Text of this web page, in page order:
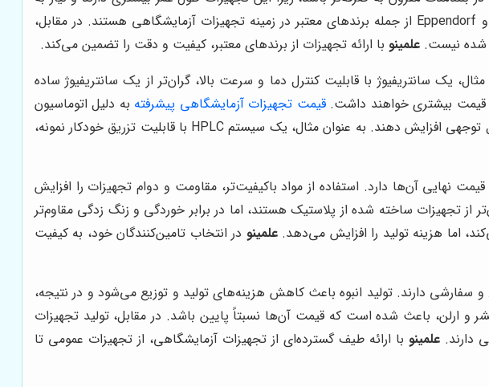
تعمیر و نگهداری کمتری دارند. برندهایی مانند Thermo Fisher Scientific، Agilent Technologies و Eppendorf از جمله برندهای معتبر در زمینه تجهیزات آزمایشگاهی هستند. در مقابل،
شده نیست. علمینو با ارائه تجهیزات از برندهای معتبر، کیفیت و دقت را تضمین می‌کند.
یک سانتریفیوژ با قابلیت کنترل دما و سرعت بالا، گران‌تر از یک سانتریفیوژ ساده
قیمت بیشتری خواهند داشت.قیمت تجهیزات آزمایشگاهی پیشرفته به دلیل اتوماسیون
و دقت بالاتر، معمولاً بالاتر است، اما این تجهیزات می‌توانند کارایی و بهره‌وری آزمایشگاه را به طور قابل توجهی افزایش دهند. به عنوان مثال، یک سیستم HPLC با قابلیت تزریق خودکار نمونه،
نهایی آن‌ها دارد. استفاده از مواد باکیفیت‌تر، مقاومت و دوام تجهیزات را افزایش
از تجهیزات ساخته شده از پلاستیک هستند، اما در برابر خوردگی و زنگ زدگی مقاوم‌تر
اما هزینه تولید را افزایش می‌دهد.علمینو در انتخاب تامین‌کنندگان خود، به کیفیت
دارند. تولید انبوه باعث کاهش هزینه‌های تولید و توزیع می‌شود و در نتیجه،
ارلن، باعث شده است که قیمت آن‌ها نسبتاً پایین باشد. در مقابل، تولید تجهیزات
دارند.علمینو با ارائه طیف گسترده‌ای از تجهیزات آزمایشگاهی، از تجهیزات عمومی تا